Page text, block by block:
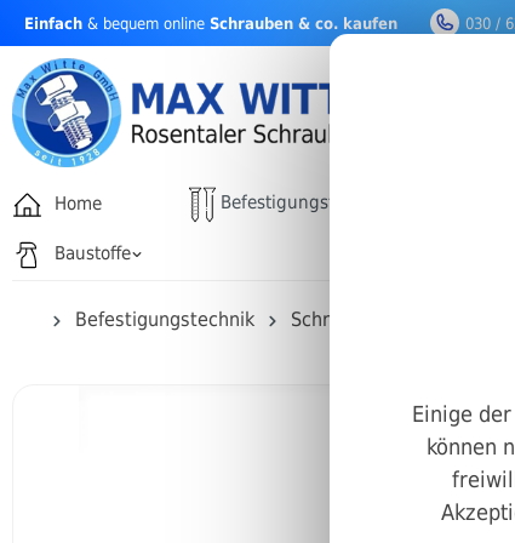
springen
Einfach & bequem online Schrauben & co. kaufen 030 /
Home Befestigungstechnik
Baustoffe
Befestigungstechnik Schrauben
Einige
können